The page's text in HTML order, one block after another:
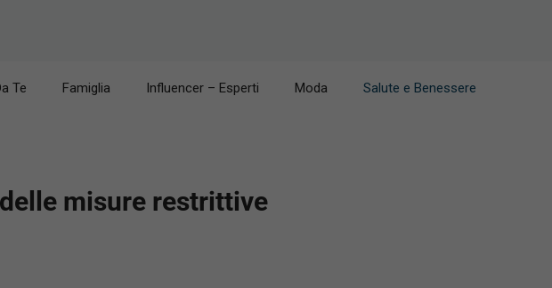
Te Famiglia Influencer – Esperti Moda Salute e Benessere
misure restrittive